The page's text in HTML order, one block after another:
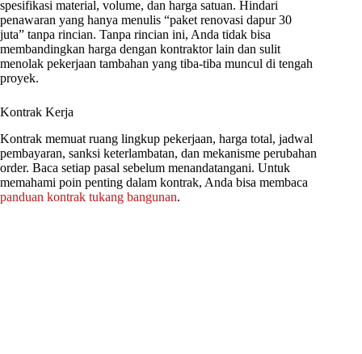
spesifikasi material, volume, dan harga satuan. Hindari
penawaran yang hanya menulis “paket renovasi dapur 30
juta” tanpa rincian. Tanpa rincian ini, Anda tidak bisa
membandingkan harga dengan kontraktor lain dan sulit
menolak pekerjaan tambahan yang tiba-tiba muncul di tengah
proyek.
Kontrak Kerja
Kontrak memuat ruang lingkup pekerjaan, harga total, jadwal
pembayaran, sanksi keterlambatan, dan mekanisme perubahan
order. Baca setiap pasal sebelum menandatangani. Untuk
memahami poin penting dalam kontrak, Anda bisa membaca
panduan kontrak tukang bangunan.